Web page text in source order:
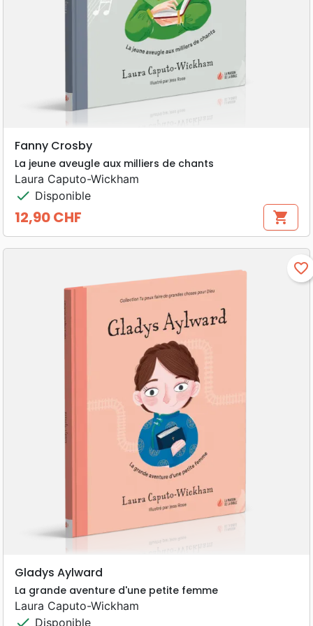
Fanny Crosby
La jeune aveugle aux milliers de chants
Laura Caputo-Wickham
check Disponible
Prix
12,90 CHF shopping_cart
favorite_border
Gladys Aylward
La grande aventure d'une petite femme
Laura Caputo-Wickham
check Disponible